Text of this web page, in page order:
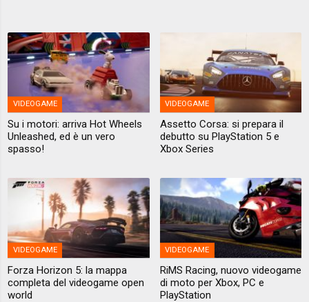
VIDEOGAME
Su i motori: arriva Hot Wheels
Unleashed, ed è un vero
spasso!
VIDEOGAME
Assetto Corsa: si prepara il
debutto su PlayStation 5 e
Xbox Series
VIDEOGAME
Forza Horizon 5: la mappa
completa del videogame open
world
VIDEOGAME
RiMS Racing, nuovo videogame
di moto per Xbox, PC e
PlayStation